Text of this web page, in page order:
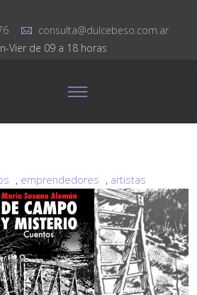
consulta@dulcebeso.com.ar
Vier de 09 a 18 horas
, emprendedores , artistas